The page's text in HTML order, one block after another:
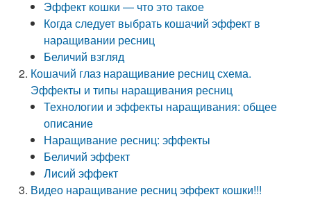
Эффект кошки — что это такое
Когда следует выбрать кошачий эффект в
наращивании ресниц
Беличий взгляд
Кошачий глаз наращивание ресниц схема.
Эффекты и типы наращивания ресниц
Технологии и эффекты наращивания: общее
описание
Наращивание ресниц: эффекты
Беличий эффект
Лисий эффект
Видео наращивание ресниц эффект кошки!!!